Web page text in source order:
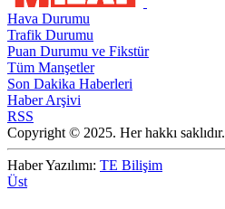
Hava Durumu
Trafik Durumu
Puan Durumu ve Fikstür
Tüm Manşetler
Son Dakika Haberleri
Haber Arşivi
RSS
Copyright © 2025. Her hakkı saklıdır.
Haber Yazılımı: TE Bilişim
Üst